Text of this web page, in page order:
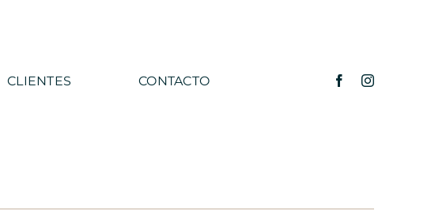
CLIENTES CONTACTO